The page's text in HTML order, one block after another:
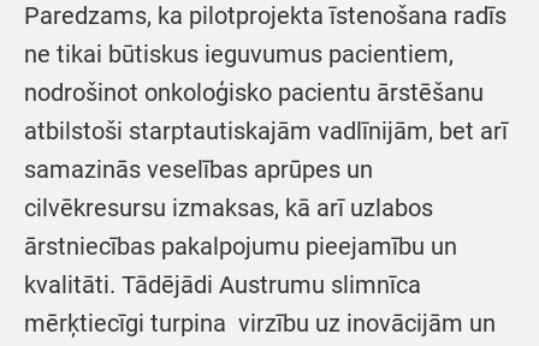
Paredzams, ka pilotprojekta īstenošana radīs
ne tikai būtiskus ieguvumus pacientiem,
nodrošinot onkoloģisko pacientu ārstēšanu
atbilstoši starptautiskajām vadlīnijām, bet arī
samazinās veselības aprūpes un
cilvēkresursu izmaksas, kā arī uzlabos
ārstniecības pakalpojumu pieejamību un
kvalitāti. Tādējādi Austrumu slimnīca
mērķtiecīgi turpina virzību uz inovācijām un